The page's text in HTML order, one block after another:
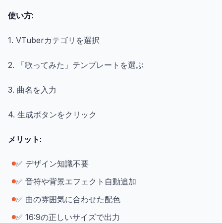
使い方:
1. VTuberカテゴリを選択
2. 「歌ってみた」テンプレートを選ぶ
3. 曲名を入力
4. 生成ボタンをクリック
メリット:
✅ デザイン知識不要
✅ 音符や背景エフェクト自動追加
✅ 曲の雰囲気に合わせた配色
✅ 16:9の正しいサイズで出力